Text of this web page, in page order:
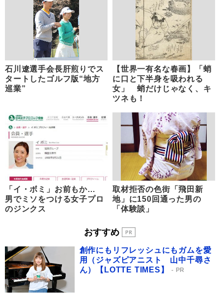
石川遼選手会長肝煎りでス
タートしたゴルフ版“地方
巡業”
【世界一有名な春画】「蛸
に口と下半身を吸われる
女」 蛸だけじゃなく、キ
ツネも！
「イ・ボミ」お前もか…
男でミソをつける女子プロ
のジンクス
取材拒否の色街「飛田新
地」に150回通った男の
「体験談」
おすすめ
創作にもリフレッシュにもガムを愛
用（ジャズピアニスト 山中千尋さ
ん）【LOTTE TIMES】
PR